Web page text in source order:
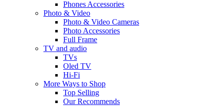
Phones Accessories
Photo & Video
Photo & Video Cameras
Photo Accessories
Full Frame
TV and audio
TVs
Oled TV
Hi-Fi
More Ways to Shop
Top Selling
Our Recommends